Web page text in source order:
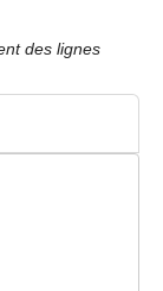
des lignes